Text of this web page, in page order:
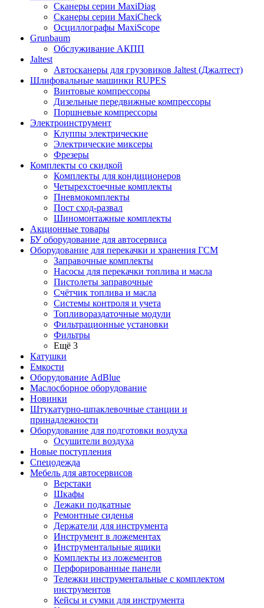
Сканеры серии MaxiDiag
Сканеры серии MaxiCheck
Осциллографы MaxiScope
Grunbaum
Обслуживание АКПП
Jaltest
Автосканеры для грузовиков Jaltest (Джалтест)
Шлифовальные машинки RUPES
Винтовые компрессоры
Дизельные передвижные компрессоры
Поршневые компрессоры
Электроинструмент
Клуппы электрические
Электрические миксеры
Фрезеры
Комплекты со скидкой
Комплекты для кондиционеров
Четырехстоечные комплекты
Пневмокомплекты
Пост сход-развал
Шиномонтажные комплекты
Акционные товары
БУ оборудование для автосервиса
Оборудование для перекачки и хранения ГСМ
Заправочные комплекты
Насосы для перекачки топлива и масла
Пистолеты заправочные
Счётчик топлива и масла
Системы контроля и учета
Топливораздаточные модули
Фильтрационные установки
Фильтры
Ещё 3
Катушки
Емкости
Оборудование AdBlue
Маслосборное оборудование
Новинки
Штукатурно-шпаклевочные станции и
принадлежности
Оборудование для подготовки воздуха
Осушители воздуха
Новые поступления
Спецодежда
Мебель для автосервисов
Верстаки
Шкафы
Лежаки подкатные
Ремонтные сиденья
Держатели для инструмента
Инструмент в ложементах
Инструментальные ящики
Комплекты из ложементов
Перфорированные панели
Тележки инструментальные с комплектом
инструментов
Кейсы и сумки для инструмента